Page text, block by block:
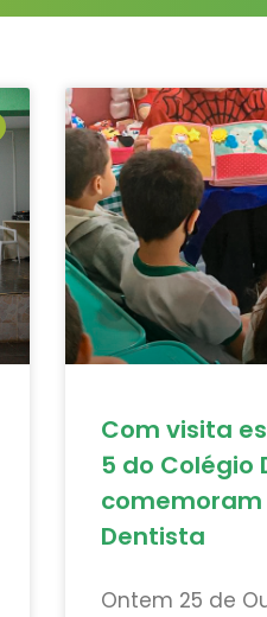
Com visita
5 do Colégio
comemoram
Dentista
Ontem 25 de